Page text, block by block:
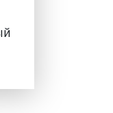
праву......